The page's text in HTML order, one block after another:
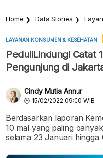
Home Data Stories
LAYANAN KONSUMEN & KESEHATAN
PeduliLindungi Catat
Pengunjung di
Cindy Mutia Annur
15/02/2022 09:00 WIB
Berdasarkan laporan
10 mal yang paling
selama 23 Januari hingga